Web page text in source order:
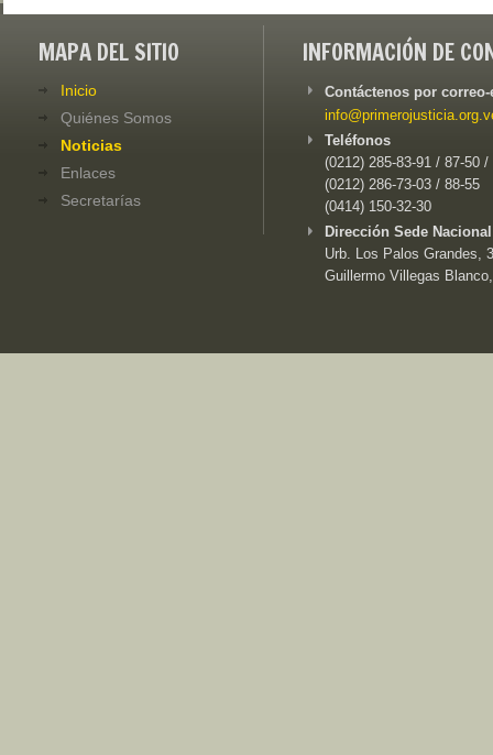
MAPA DEL SITIO
Inicio
Quiénes Somos
Noticias
Enlaces
Secretarías
INFORMACIÓN DE
Contáctenos por
Teléfonos
(0212) 285-83-91 / 87-50 /
(0212) 286-73-03 / 88-55
(0414) 150-32-30
Dirección Sede
Urb. Los Palos Grandes,
Guillermo Villegas